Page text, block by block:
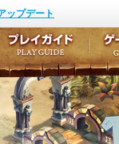
ップデート
ゲーム紹介
キャラクター作成
テイルズ初級者講座
ここだけは知ってお